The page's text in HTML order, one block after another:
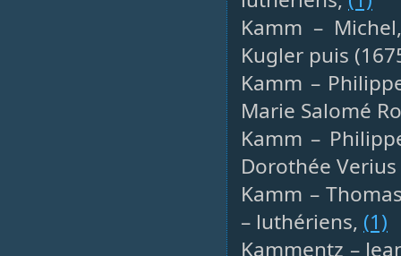
Kamm –
Kugler puis
Kamm –
Marie Salomé
Kamm –
Dorothée
Kamm –
– luthériens, (1)
Kammentz –